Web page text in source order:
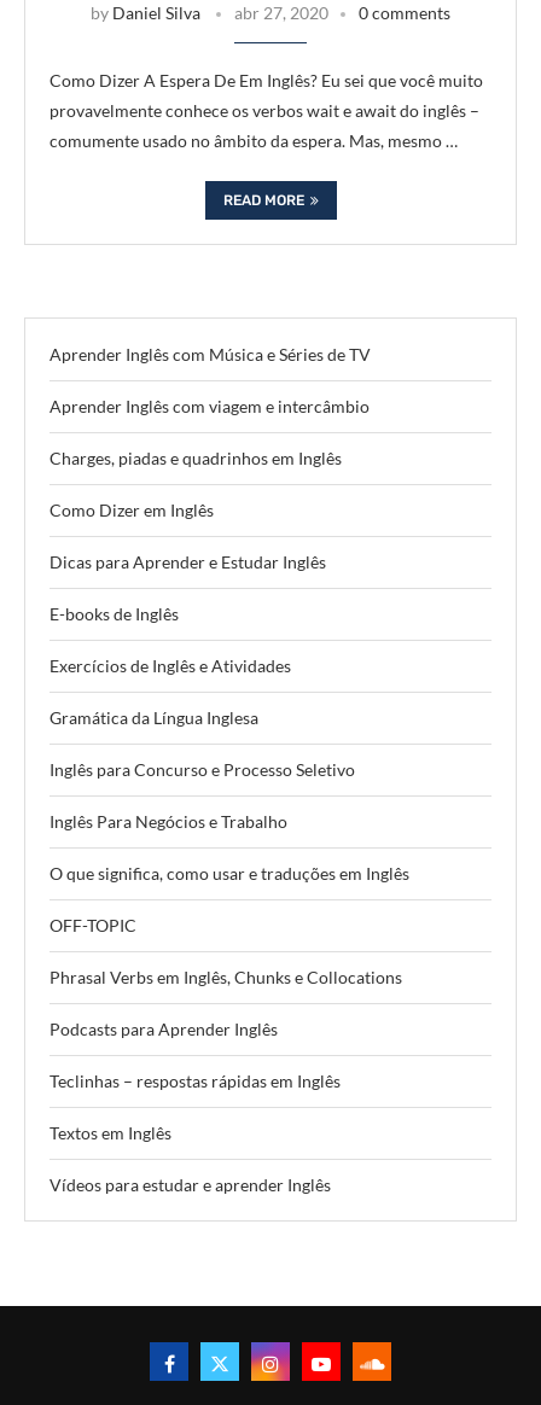
by Daniel Silva abr 27, 2020 0 comments
Como Dizer A Espera De Em Inglês? Eu sei que você muito
provavelmente conhece os verbos wait e await do inglês –
comumente usado no âmbito da espera. Mas, mesmo …
READ MORE
Aprender Inglês com Música e Séries de TV
Aprender Inglês com viagem e intercâmbio
Charges, piadas e quadrinhos em Inglês
Como Dizer em Inglês
Dicas para Aprender e Estudar Inglês
E-books de Inglês
Exercícios de Inglês e Atividades
Gramática da Língua Inglesa
Inglês para Concurso e Processo Seletivo
Inglês Para Negócios e Trabalho
O que significa, como usar e traduções em Inglês
OFF-TOPIC
Phrasal Verbs em Inglês, Chunks e Collocations
Podcasts para Aprender Inglês
Teclinhas – respostas rápidas em Inglês
Textos em Inglês
Vídeos para estudar e aprender Inglês